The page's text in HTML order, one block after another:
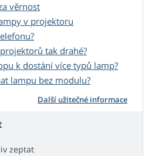
věrnost
v projektoru
tak drahé?
k dostání více typů lamp?
lampu bez modulu?
Další užitečné informace
zeptat